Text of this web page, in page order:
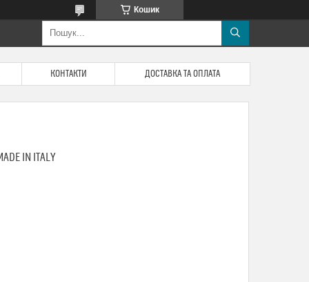
Кошик
КОНТАКТИ ДОСТАВКА ТА ОПЛАТА
IN ITALY